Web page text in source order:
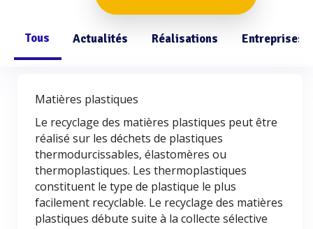
Tous Actualités Réalisations Entreprises
Matières plastiques
Le recyclage des matières plastiques peut être
réalisé sur les déchets de plastiques
thermodurcissables, élastomères ou
thermoplastiques. Les thermoplastiques
constituent le type de plastique le plus
facilement recyclable. Le recyclage des matières
plastiques débute suite à la collecte sélective